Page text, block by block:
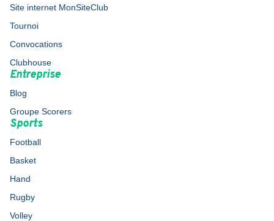
Site internet MonSiteClub
Tournoi
Convocations
Clubhouse
Entreprise
Blog
Groupe Scorers
Sports
Football
Basket
Hand
Rugby
Volley